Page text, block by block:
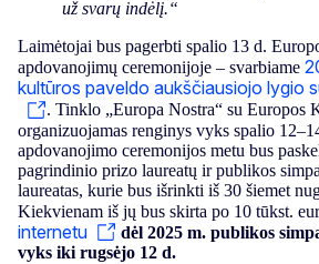
už svarų indėlį.“
Laimėtojai bus pagerbti spalio 13 d.
apdovanojimų ceremonijoje – svarbiame
kultūros paveldo aukščiausiojo lygio
. Tinklo „Europa Nostra“ su Europos
organizuojamas renginys vyks spalio
apdovanojimo ceremonijos metu bus
pagrindinio prizo laureatų ir publikos
laureatas, kurie bus išrinkti iš 30 šiemet
Kiekvienam iš jų bus skirta po 10 tūkst.
internetu
dėl 2025 m. publikos
vyks iki rugsėjo 12 d.